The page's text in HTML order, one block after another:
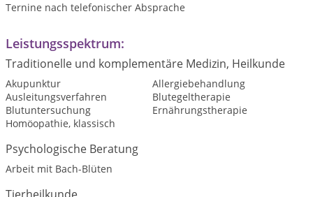
Ternine nach telefonischer Absprache
Leistungsspektrum:
Traditionelle und komplementäre Medizin, Heilkunde
Akupunktur
Allergiebehandlung
Ausleitungsverfahren
Blutegeltherapie
Blutuntersuchung
Ernährungstherapie
Homöopathie, klassisch
Psychologische Beratung
Arbeit mit Bach-Blüten